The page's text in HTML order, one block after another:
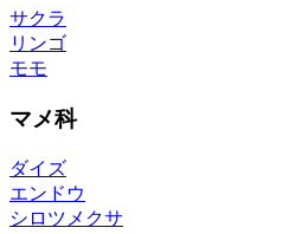
サクラ
リンゴ
モモ
マメ科
ダイズ
エンドウ
シロツメクサ